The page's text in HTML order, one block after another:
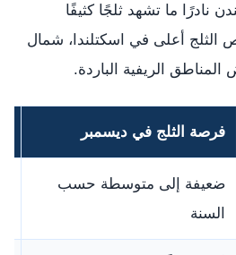
نادرًا ما تشهد ثلجًا كثيفًا
الثلج أعلى في اسكتلندا، شمال
المناطق الريفية الباردة.
فرصة الثلج في ديسمبر
ضعيفة إلى متوسطة حسب
السنة